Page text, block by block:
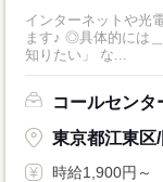
インターネットや光
ます♪ ◎具体的には＿＿ 「光電話の解約をしたい」 「Wi-Fiの料金を
知りたい」 な...
コールセンタ
東京都江東区/
時給1,900円～